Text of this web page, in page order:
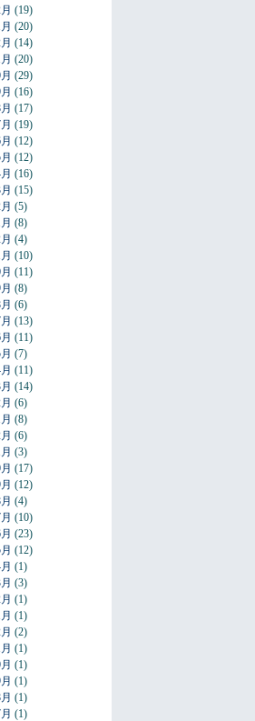
(19)
(20)
(14)
(20)
(29)
(16)
(17)
(19)
(12)
(12)
(16)
(15)
(5)
(8)
(4)
(10)
(11)
(8)
(6)
(13)
(11)
(7)
(11)
(14)
(6)
(8)
(6)
(3)
(17)
(12)
(4)
(10)
(23)
(12)
(1)
(3)
(1)
(1)
(2)
(1)
(1)
(1)
(1)
(1)